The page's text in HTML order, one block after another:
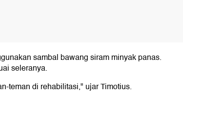
sambal bawang siram minyak panas.
seleranya.
teman di rehabilitasi," ujar Timotius.